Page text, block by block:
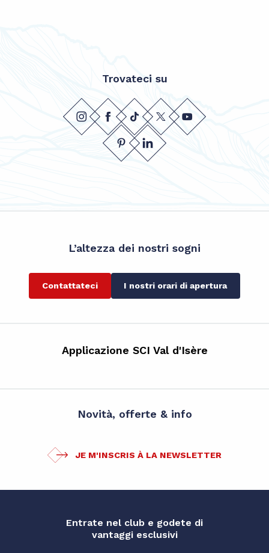
Trovateci su
L’altezza dei nostri sogni
Contattateci I nostri orari di apertura
Applicazione SCI Val d'Isère
Novità, offerte & info
JE M'INSCRIS À LA NEWSLETTER
Entrate nel club e godete di
vantaggi esclusivi